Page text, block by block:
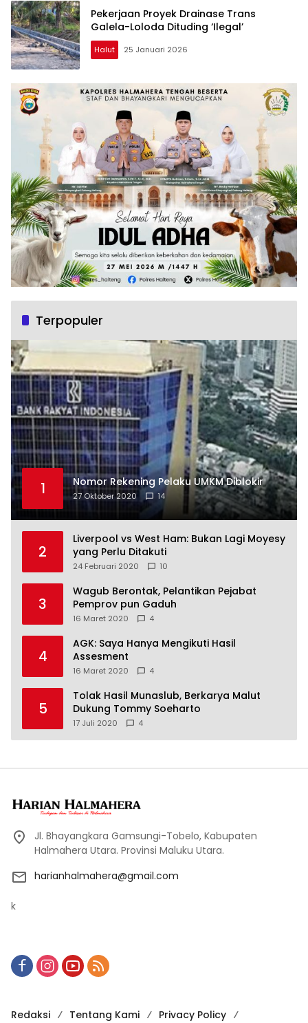
Pekerjaan Proyek Drainase Trans
Galela-Loloda Dituding ‘Ilegal’
Halut 25 Januari 2026
Terpopuler
1 Nomor Rekening Pelaku UMKM Diblokir
27 Oktober 2020 14
2
Liverpool vs West Ham: Bukan Lagi Moyesy
yang Perlu Ditakuti
24 Februari 2020 10
3
Wagub Berontak, Pelantikan Pejabat
Pemprov pun Gaduh
16 Maret 2020 4
4
AGK: Saya Hanya Mengikuti Hasil
Assesment
16 Maret 2020 4
5
Tolak Hasil Munaslub, Berkarya Malut
Dukung Tommy Soeharto
17 Juli 2020 4
Jl. Bhayangkara Gamsungi-Tobelo, Kabupaten
Halmahera Utara. Provinsi Maluku Utara.
harianhalmahera@gmail.com
k
Redaksi Tentang Kami Privacy Policy